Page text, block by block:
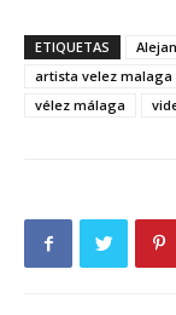
ETIQUETAS
artista velez malaga
vélez málaga